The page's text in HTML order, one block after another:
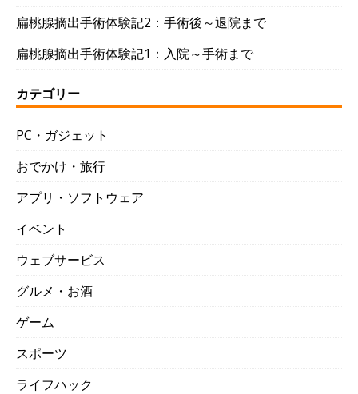
扁桃腺摘出手術体験記2：手術後～退院まで
扁桃腺摘出手術体験記1：入院～手術まで
カテゴリー
PC・ガジェット
おでかけ・旅行
アプリ・ソフトウェア
イベント
ウェブサービス
グルメ・お酒
ゲーム
スポーツ
ライフハック